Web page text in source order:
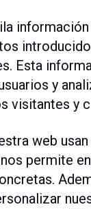
Esta
y
visitantes y
web
permite